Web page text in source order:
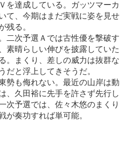
を達成している。ガッツマーカ
て、今期はまだ実戦に姿を見せ
残る。
二次予選Ａでは古性優を撃破す
素晴らしい伸びを披露していた
。まくり、差しの威力は抜群な
だと浮上してきそうだ。
勢も侮れない。最近の山岸は動
、久田裕に先手を許さず先行し
次予選では、佐々木悠のまくり
が奏功すれば単可能。